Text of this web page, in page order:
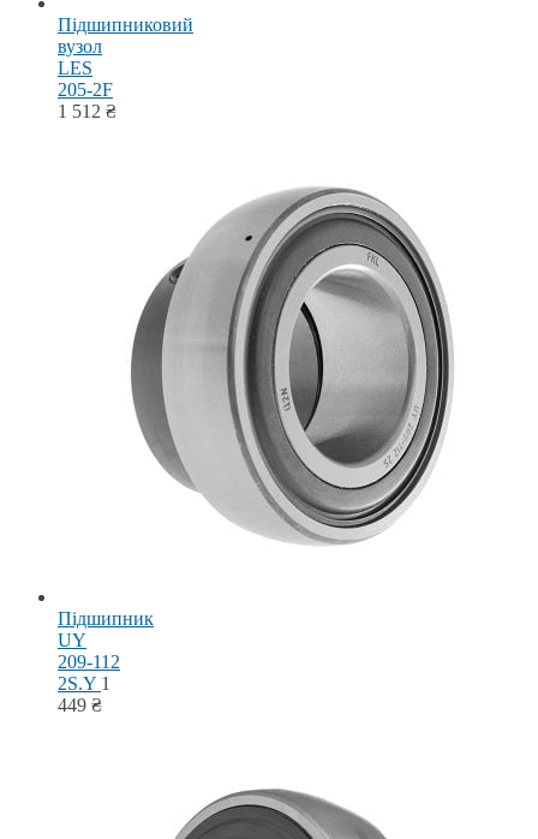
Підшипниковий
вузол
LES
205-2F
1 512 ₴
Підшипник
UY
209-112
2S.Y 1
449 ₴